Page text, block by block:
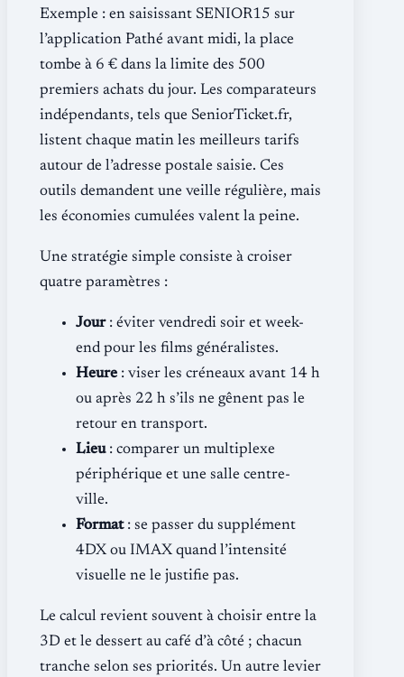
Exemple : en saisissant SENIOR15 sur
l’application Pathé avant midi, la place
tombe à 6 € dans la limite des 500
premiers achats du jour. Les comparateurs
indépendants, tels que SeniorTicket.fr,
listent chaque matin les meilleurs tarifs
autour de l’adresse postale saisie. Ces
outils demandent une veille régulière, mais
les économies cumulées valent la peine.
Une stratégie simple consiste à croiser
quatre paramètres :
Jour: éviter vendredi soir et week-
end pour les films généralistes.
Heure : viser les créneaux avant 14 h
ou après 22 h s’ils ne gênent pas le
retour en transport.
Lieu: comparer un multiplexe
périphérique et une salle centre-
ville.
Format: se passer du supplément
4DX ou IMAX quand l’intensité
visuelle ne le justifie pas.
Le calcul revient souvent à choisir entre la
3D et le dessert au café d’à côté ; chacun
tranche selon ses priorités. Un autre levier